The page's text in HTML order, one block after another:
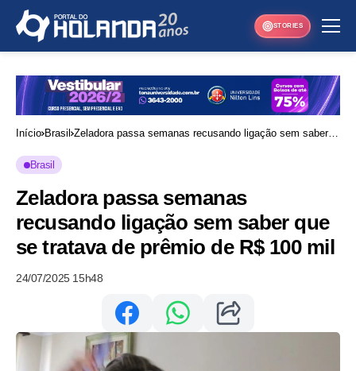
STORIES
Início Brasil Zeladora passa semanas recusando ligação sem saber
Brasil
Zeladora passa semanas
recusando ligação sem saber que
se tratava de prêmio de R$ 100 mil
24/07/2025 15h48